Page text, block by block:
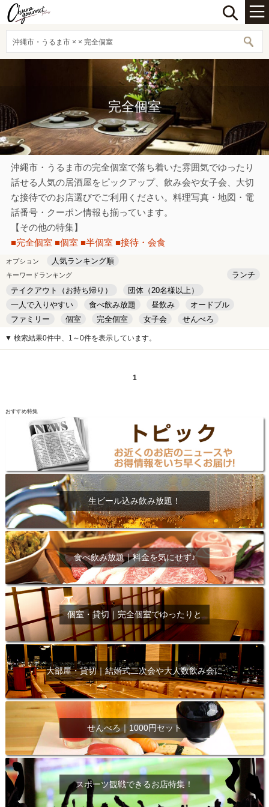
沖縄市・うるま市 × × 完全個室
完全個室
沖縄市・うるま市の完全個室で落ち着いた雰囲気でゆったり
話せる人気の居酒屋をピックアップ、飲み会や女子会、大切
な接待でのお店選びでご利用ください。料理写真・地図・電
話番号・クーポン情報も揃っています。
【その他の特集】
■完全個室 ■個室 ■半個室 ■接待・会食
オプション 人気ランキング順
キーワードランキング
ランチ
テイクアウト（お持ち帰り）
団体（20名様以上）
一人で入りやすい
食べ飲み放題 昼飲み
オードブル
ファミリー
個室 完全個室 女子会
せんべろ
キッズルーム
安い デート
▼ 検索結果0件中、1～0件を表示しています。
1
おすすめ特集
生ビール込み飲み放題！
食べ飲み放題｜料金を気にせず♪
個室・貸切｜完全個室でゆったりと
大部屋・貸切｜結婚式二次会や大人数飲み会に
せんべろ｜1000円セット
スポーツ観戦できるお店特集！